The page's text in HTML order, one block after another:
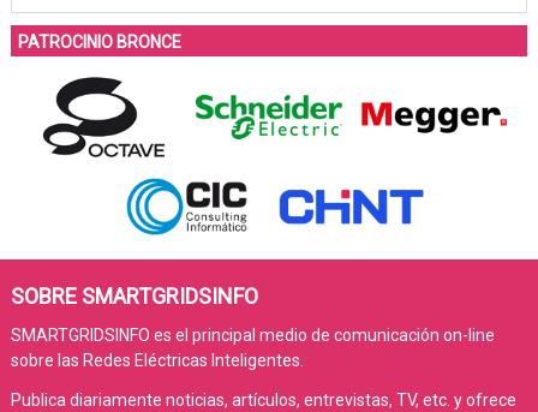
PATROCINIO BRONCE
SOBRE SMARTGRIDSINFO
SMARTGRIDSINFO es el principal medio de comunicación on-line
sobre las Redes Eléctricas Inteligentes.
Publica diariamente noticias, artículos, entrevistas, TV, etc. y ofrece